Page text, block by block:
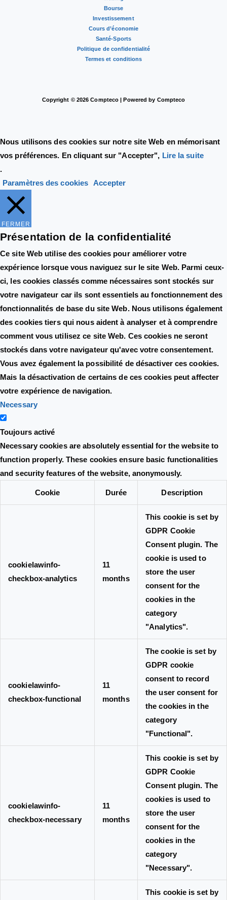
Bourse
Investissement
Cours d’économie
Santé-Sports
Politique de confidentialité
Termes et conditions
Copyright © 2026 Compteco | Powered by Compteco
Nous utilisons des cookies sur notre site Web en mémorisant
vos préférences. En cliquant sur "Accepter", Lire la suite
.
Paramètres des cookies
Accepter
FERMER
Présentation de la confidentialité
Ce site Web utilise des cookies pour améliorer votre
expérience lorsque vous naviguez sur le site Web. Parmi ceux-
ci, les cookies classés comme nécessaires sont stockés sur
votre navigateur car ils sont essentiels au fonctionnement des
fonctionnalités de base du site Web. Nous utilisons également
des cookies tiers qui nous aident à analyser et à comprendre
comment vous utilisez ce site Web. Ces cookies ne seront
stockés dans votre navigateur qu'avec votre consentement.
Vous avez également la possibilité de désactiver ces cookies.
Mais la désactivation de certains de ces cookies peut affecter
votre expérience de navigation.
Necessary
Toujours activé
Necessary cookies are absolutely essential for the website to
function properly. These cookies ensure basic functionalities
and security features of the website, anonymously.
Cookie Durée Description
cookielawinfo-
checkbox-analytics
11
months
This cookie is set by
GDPR Cookie
Consent plugin. The
cookie is used to
store the user
consent for the
cookies in the
category
"Analytics".
cookielawinfo-
checkbox-functional
11
months
The cookie is set by
GDPR cookie
consent to record
the user consent for
the cookies in the
category
"Functional".
cookielawinfo-
checkbox-necessary
11
months
This cookie is set by
GDPR Cookie
Consent plugin. The
cookies is used to
store the user
consent for the
cookies in the
category
"Necessary".
This cookie is set by